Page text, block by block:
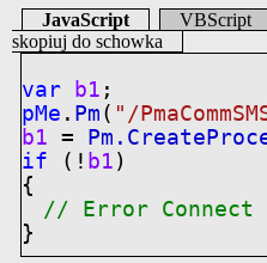
JavaScript
VBScript
skopiuj do schowka
var b1 ;
pMe . Pm ( "/
b1 =
if (! b1 )
{
// Error Connect
}